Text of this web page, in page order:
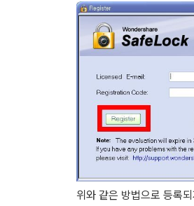
위와 같은 방법으로 등록